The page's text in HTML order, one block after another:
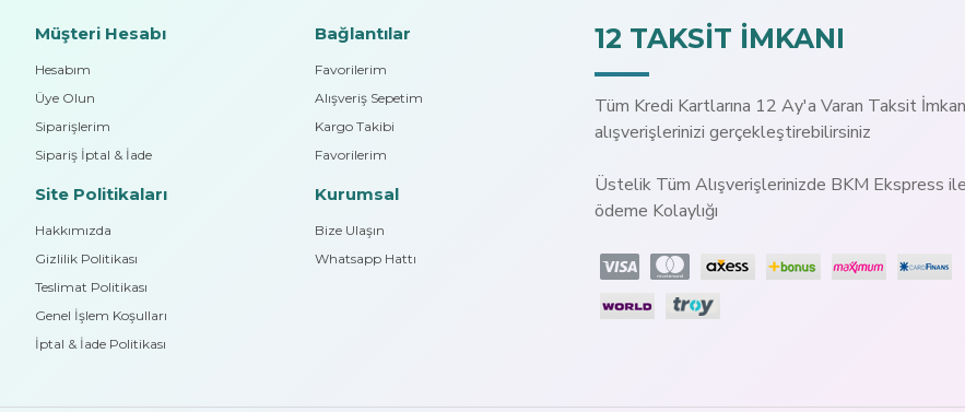
Müşteri Hesabı
Hesabım
Üye Olun
Siparişlerim
Sipariş İptal & İade
Site Politikaları
Hakkımızda
Gizlilik Politikası
Teslimat Politikası
Genel İşlem Koşulları
İptal & İade Politikası
Bağlantılar
Favorilerim
Alışveriş Sepetim
Kargo Takibi
Favorilerim
Kurumsal
Bize Ulaşın
Whatsapp Hattı
12 TAKSİT İMKANI
Tüm Kredi Kartlarına 12 Ay'a Varan Taksit
alışverişlerinizi gerçekleştirebilirsiniz
Üstelik Tüm Alışverişlerinizde BKM Ekspress ile
ödeme Kolaylığı